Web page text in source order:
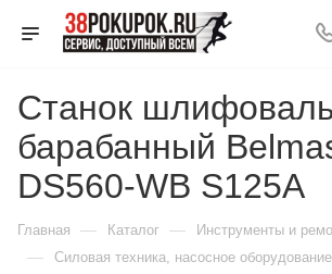
Станок
барабанный
DS560-WB S125A
Главная — Каталог — Инструменты и
— Силовая техника, насосное